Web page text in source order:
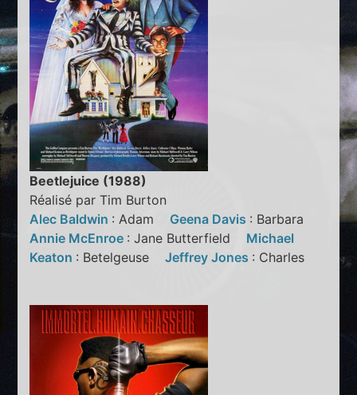
Beetlejuice (1988)
Réalisé par Tim Burton
Alec Baldwin : Adam Geena Davis : Barbara
Annie McEnroe : Jane Butterfield Michael
Keaton : BetelgeuseJeffrey Jones : Charles